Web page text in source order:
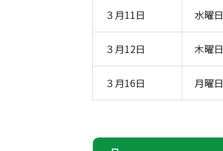
３月11日 水曜日
３月12日 木曜日
３月16日 月曜日